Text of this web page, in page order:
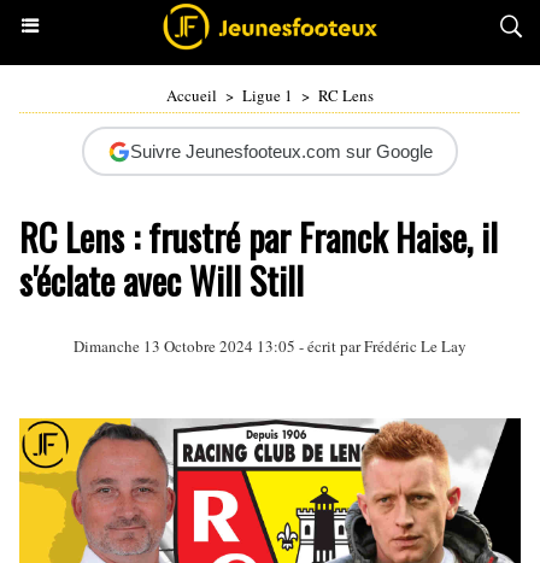
Accueil > Ligue 1 > RC Lens
Suivre Jeunesfooteux.com sur Google
RC Lens : frustré par Franck Haise, il
s'éclate avec Will Still
Dimanche 13 Octobre 2024 13:05 - écrit parFrédéric Le Lay